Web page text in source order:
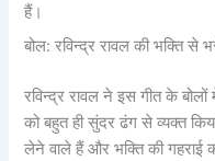
हैं।
बोल: रविन्द्र रावल की भक्ति से
रविन्द्र रावल ने इस गीत के
को बहुत ही सुंदर ढंग से व्यक्त
लेने वाले हैं और भक्ति की